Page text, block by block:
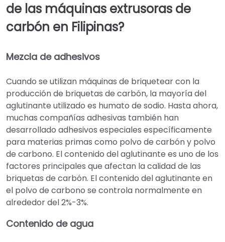
de las máquinas extrusoras de
carbón en Filipinas?
Mezcla de adhesivos
Cuando se utilizan máquinas de briquetear con la
producción de briquetas de carbón, la mayoría del
aglutinante utilizado es humato de sodio. Hasta ahora,
muchas compañías adhesivas también han
desarrollado adhesivos especiales específicamente
para materias primas como polvo de carbón y polvo
de carbono. El contenido del aglutinante es uno de los
factores principales que afectan la calidad de las
briquetas de carbón. El contenido del aglutinante en
el polvo de carbono se controla normalmente en
alrededor del 2%-3%.
Contenido de agua